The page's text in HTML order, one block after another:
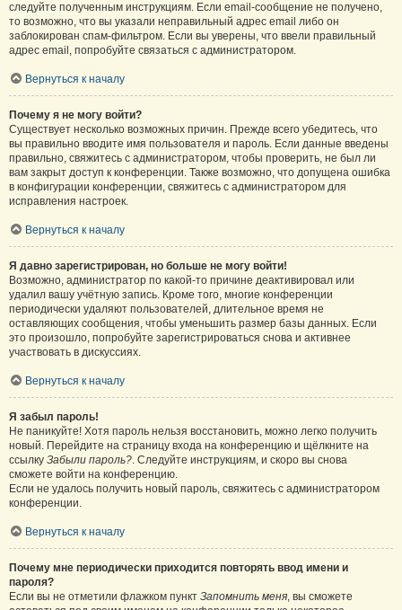
следуйте полученным инструкциям. Если email-сообщение не получено,
то возможно, что вы указали неправильный адрес email либо он
заблокирован спам-фильтром. Если вы уверены, что ввели правильный
адрес email, попробуйте связаться с администратором.
Вернуться к началу
Почему я не могу войти?
Существует несколько возможных причин. Прежде всего убедитесь, что
вы правильно вводите имя пользователя и пароль. Если данные введены
правильно, свяжитесь с администратором, чтобы проверить, не был ли
вам закрыт доступ к конференции. Также возможно, что допущена ошибка
в конфигурации конференции, свяжитесь с администратором для
исправления настроек.
Вернуться к началу
Я давно зарегистрирован, но больше не могу войти!
Возможно, администратор по какой-то причине деактивировал или
удалил вашу учётную запись. Кроме того, многие конференции
периодически удаляют пользователей, длительное время не
оставляющих сообщения, чтобы уменьшить размер базы данных. Если
это произошло, попробуйте зарегистрироваться снова и активнее
участвовать в дискуссиях.
Вернуться к началу
Я забыл пароль!
Не паникуйте! Хотя пароль нельзя восстановить, можно легко получить
новый. Перейдите на страницу входа на конференцию и щёлкните на
ссылку Забыли пароль?. Следуйте инструкциям, и скоро вы снова
сможете войти на конференцию.
Если не удалось получить новый пароль, свяжитесь с администратором
конференции.
Вернуться к началу
Почему мне периодически приходится повторять ввод имени и
пароля?
Если вы не отметили флажком пункт Запомнить меня, вы сможете